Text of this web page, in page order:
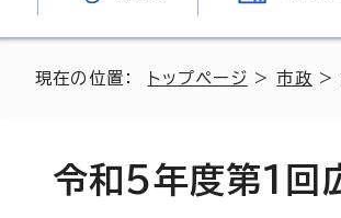
現在の位置： トップページ >市政 >
令和5年度第1回